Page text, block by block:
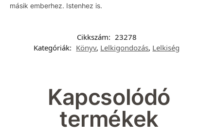
másik emberhez. Istenhez is.
Cikkszám: 23278
Kategóriák: Könyv, Lelkigondozás, Lelkiség
Kapcsolódó
termékek